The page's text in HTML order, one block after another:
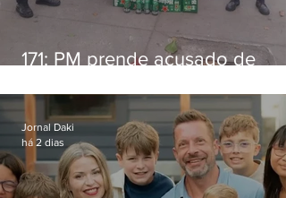
171: PM prende acusado de
Niterói
Jornal Daki
há 2 dias